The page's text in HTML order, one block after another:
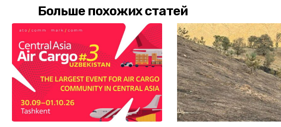
Больше похожих статей